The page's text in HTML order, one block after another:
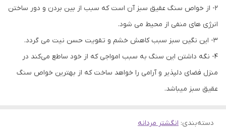
۲- از خواص سنگ عقیق سبز آن است که سبب از بین بردن و دور ساختن
انرژی های منفی از محیط می شود.
۳- این نگین سبز سبب کاهش خشم و تقویت حسن نیت می گردد.
۴- نگه داشتن این سنگ به سبب امواجی که از خود ساطع می‌کند در
منزل فضای دلپذیر و آرامی را خواهد ساخت که از بهترین خواص سنگ
عقیق سبز میباشد.
دسته‌بندی: انگشتر مردانه